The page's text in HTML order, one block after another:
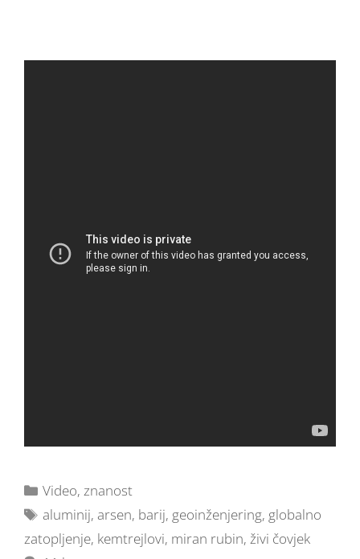
Video,znanost
aluminij,arsen, barij, geoinženjering, globalno
zatopljenje, kemtrejlovi, miran rubin, živi čovjek